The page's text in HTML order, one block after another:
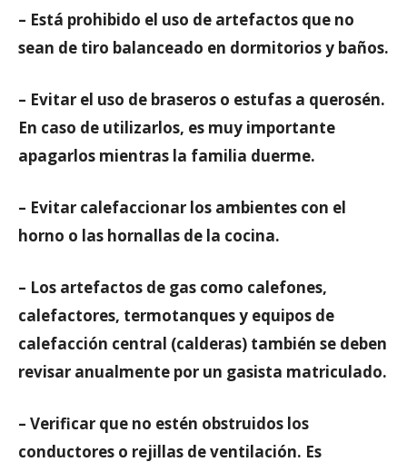
– Está prohibido el uso de artefactos que no
sean de tiro balanceado en dormitorios y baños.
– Evitar el uso de braseros o estufas a querosén.
En caso de utilizarlos, es muy importante
apagarlos mientras la familia duerme.
– Evitar calefaccionar los ambientes con el
horno o las hornallas de la cocina.
– Los artefactos de gas como calefones,
calefactores, termotanques y equipos de
calefacción central (calderas) también se deben
revisar anualmente por un gasista matriculado.
– Verificar que no estén obstruidos los
conductores o rejillas de ventilación. Es